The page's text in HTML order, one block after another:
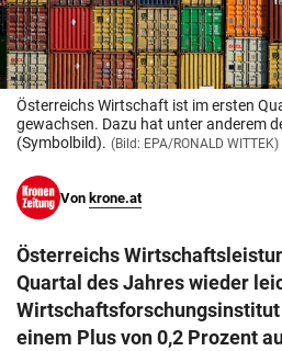
© Krone Multimedia GmbH & Co KG
Muthgasse 2, 1190 Wien
Österreichs Wirtschaft ist im ersten
gewachsen. Dazu hat unter anderem
(Symbolbild). (Bild: EPA/RONALD WITTEK)
Von krone.at
Österreichs
Quartal des Jahres wieder
Wirtschaftsforschungsinstitut
einem Plus von 0,2 Prozent